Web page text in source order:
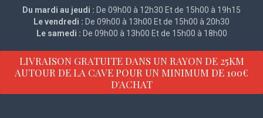
Du mardi au jeudi : De 09h00 à 12h30 Et de 15h00 à 19h15
Le vendredi : De 09h00 à 13h00 Et de 15h00 à 20h30
Le samedi : De 09h00 à 13h00 Et de 15h00 à 18h00
LIVRAISON GRATUITE DANS UN RAYON DE 25KM
AUTOUR DE LA CAVE POUR UN MINIMUM DE 100€
D'ACHAT